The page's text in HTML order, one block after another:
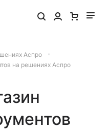
Аспро
на решениях Аспро